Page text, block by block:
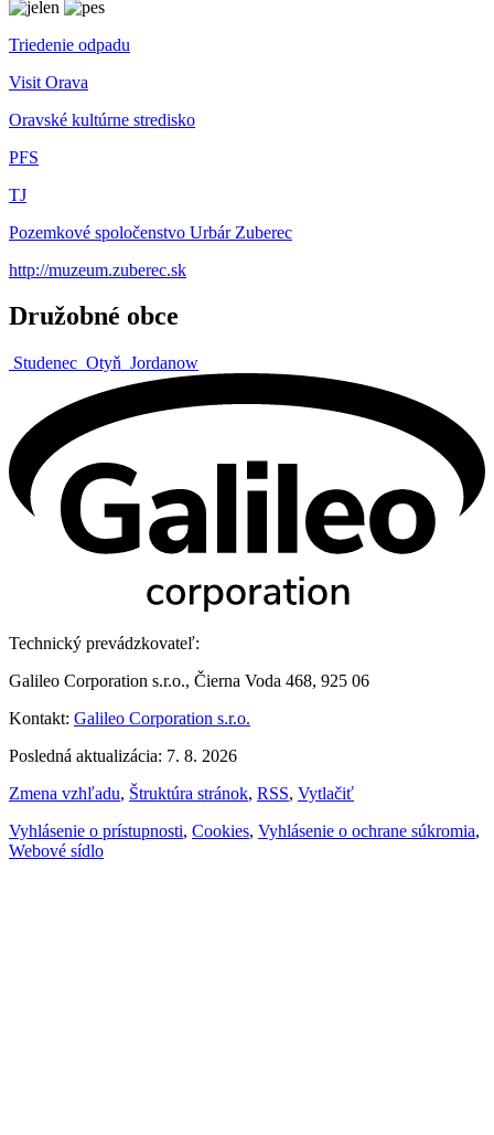
Triedenie odpadu
Visit Orava
Oravské kultúrne stredisko
PFS
TJ
Pozemkové spoločenstvo Urbár Zuberec
http://muzeum.zuberec.sk
Družobné obce
Studenec Otyň Jordanow
Technický prevádzkovateľ:
Galileo Corporation s.r.o., Čierna Voda 468, 925 06
Kontakt: Galileo Corporation s.r.o.
Posledná aktualizácia: 7. 8. 2026
Zmena vzhľadu, Štruktúra stránok, RSS, Vytlačiť
Vyhlásenie o prístupnosti, Cookies, Vyhlásenie o ochrane súkromia,
Webové sídlo